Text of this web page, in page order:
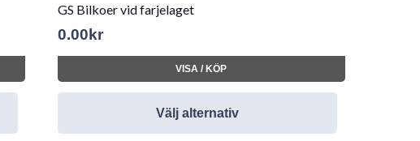
GS Bilkoer vid farjelaget
0.00 kr
VISA / KÖP
Välj alternativ